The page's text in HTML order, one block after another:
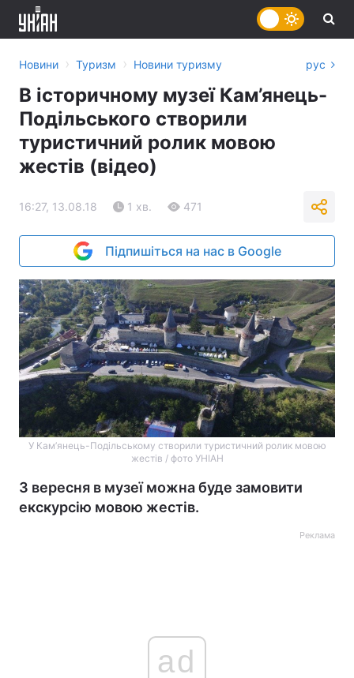
Новини › Туризм › Новини туризму рус
В історичному музеї Кам’янець-
Подільського створили
туристичний ролик мовою
жестів (відео)
16:27, 13.08.18 1 хв. 471
Підпишіться на нас в Google
У Кам’янець-Подільському створили туристичний ролик мовою
жестів / фото УНІАН
З вересня в музеї можна буде замовити
екскурсію мовою жестів.
Реклама
ad